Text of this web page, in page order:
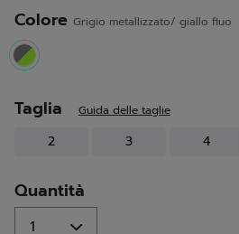
Colore Grigio metallizzato/ giallo fluo
selected
Taglia Guida delle taglie
2 3 4
Quantità